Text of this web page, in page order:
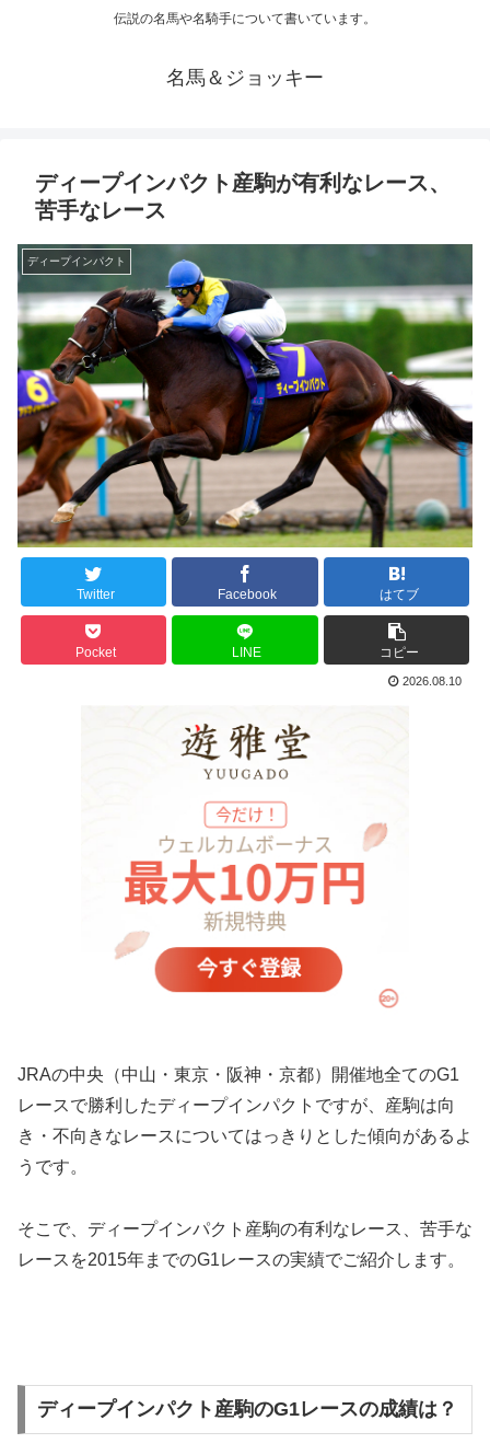
伝説の名馬や名騎手について書いています。
名馬＆ジョッキー
ディープインパクト産駒が有利なレース、
苦手なレース
ディープインパクト
Twitter Facebook はてブ
Pocket LINE コピー
2026.08.10
JRAの中央（中山・東京・阪神・京都）開催地全てのG1
レースで勝利したディープインパクトですが、産駒は向
き・不向きなレースについてはっきりとした傾向があるよ
うです。
そこで、ディープインパクト産駒の有利なレース、苦手な
レースを2015年までのG1レースの実績でご紹介します。
ディープインパクト産駒のG1レースの成績は？